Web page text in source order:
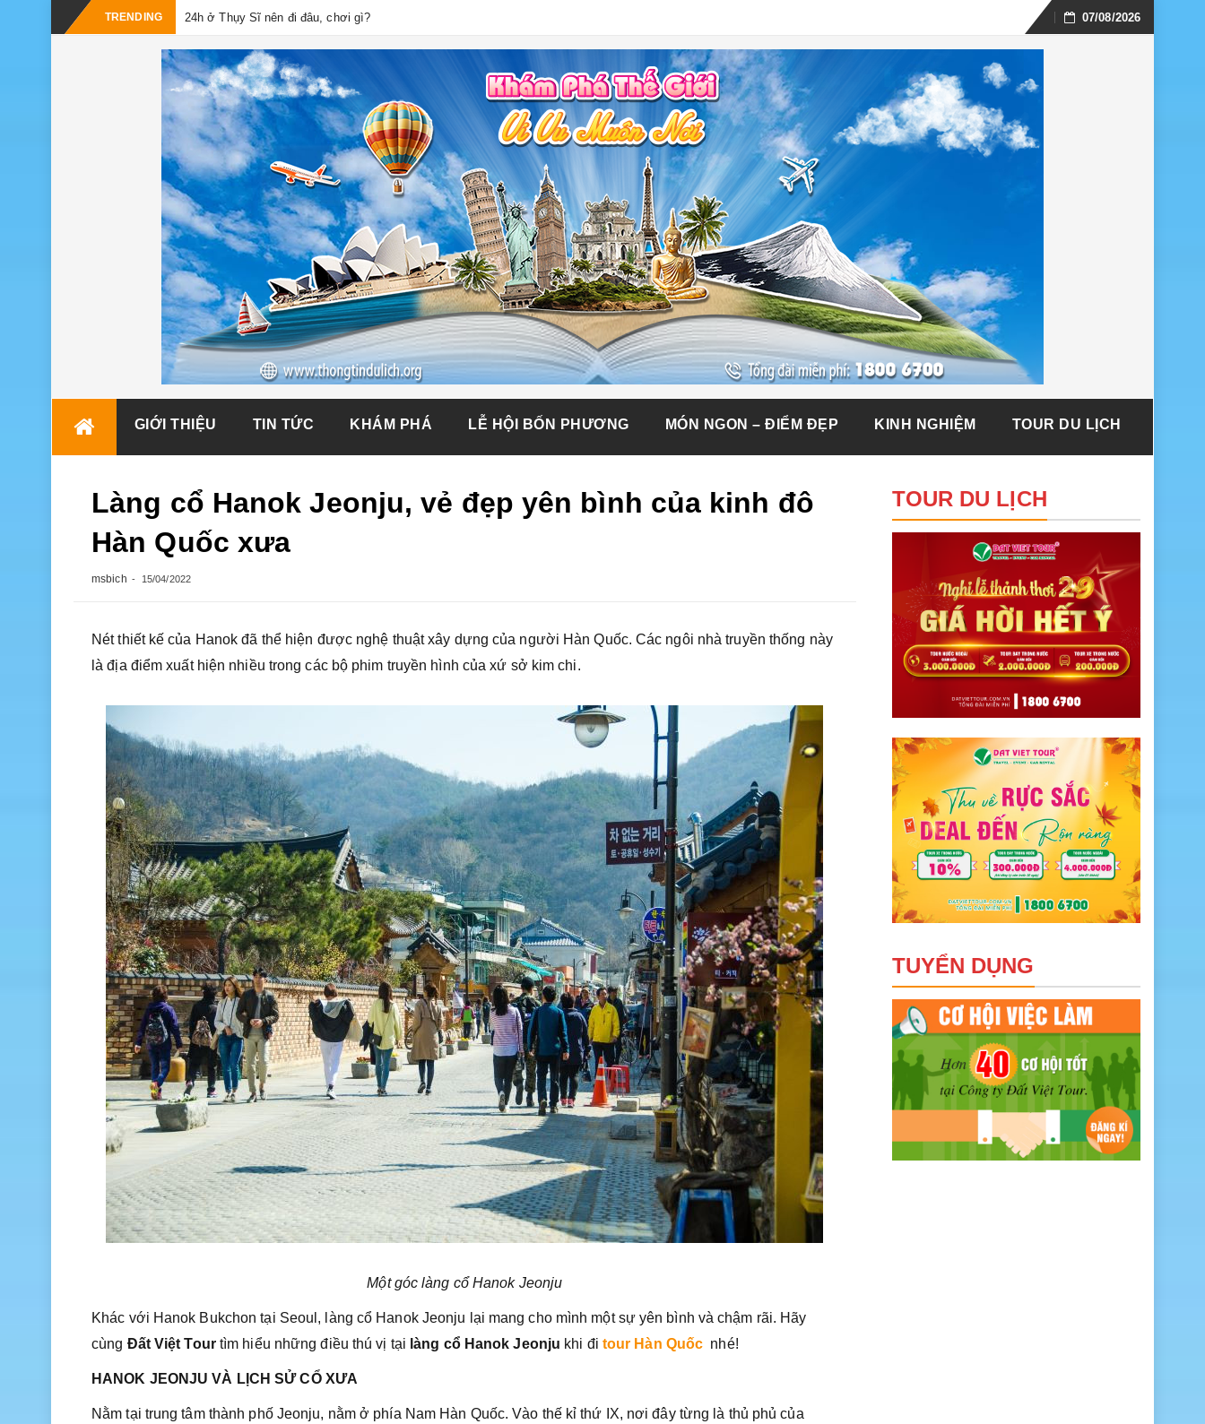
TRENDING
24h ở Thụy Sĩ nên đi đâu, chơi gì?
Skip
07/08/2026
GIỚI THIỆU TIN TỨC KHÁM PHÁ LỄ HỘI BỐN PHƯƠNG MÓN NGON – ĐIỂM ĐẸP KINH NGHIỆM TOUR DU LỊCH
Làng cổ Hanok Jeonju, vẻ đẹp yên bình của kinh đô
Hàn Quốc xưa
msbich 15/04/2022
Nét thiết kế của Hanok đã thể hiện được nghệ thuật xây dựng của người Hàn Quốc. Các ngôi nhà truyền thống này
là địa điểm xuất hiện nhiều trong các bộ phim truyền hình của xứ sở kim chi.
Một góc làng cổ Hanok Jeonju
Khác với Hanok Bukchon tại Seoul, làng cổ Hanok Jeonju lại mang cho mình một sự yên bình và chậm rãi. Hãy
cùng Đất Việt Tourtìm hiểu những điều thú vị tại làng cổ Hanok Jeonju khi đi tour Hàn Quốc nhé!
HANOK JEONJU VÀ LỊCH SỬ CỔ XƯA
Nằm tại trung tâm thành phố Jeonju, nằm ở phía Nam Hàn Quốc. Vào thế kỉ thứ IX, nơi đây từng là thủ phủ của
TOUR DU LỊCH
TUYỂN DỤNG